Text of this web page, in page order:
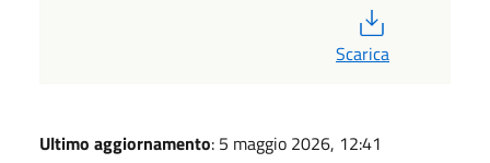
Scarica
Ultimo aggiornamento: 5 maggio 2026, 12:41